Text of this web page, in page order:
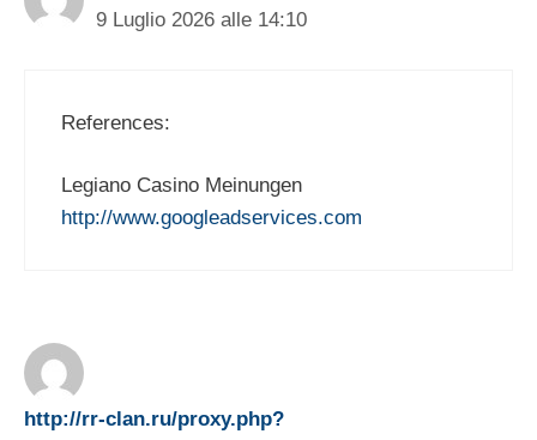
9 Luglio 2026 alle 14:10
References:
Legiano Casino Meinungen
http://www.googleadservices.com
http://rr-clan.ru/proxy.php?